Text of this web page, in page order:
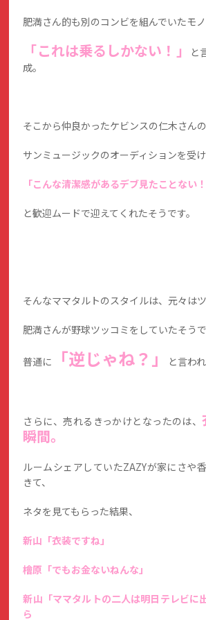
肥満さん的も別のコンビを組んでいたモ
「これは乗るしかない！」
と
成。
そこから仲良かったケビンスの仁木さん
サンミュージックのオーディションを受け
「こんな清潔感があるデブ見たことない！
と歓迎ムードで迎えてくれたそうです。
そんなママタルトのスタイルは、元々は
肥満さんが野球ツッコミをしていたそうで
普通に 「逆じゃね？」 と言わ
さらに、売れるきっかけとなったのは、
瞬間。
ルームシェアしていたZAZYが家にさや
きて、
ネタを見てもらった結果、
新山「衣装ですね」
檜原「でもお金ないねんな」
新山「ママタルトの二人は明日テレビに
ら